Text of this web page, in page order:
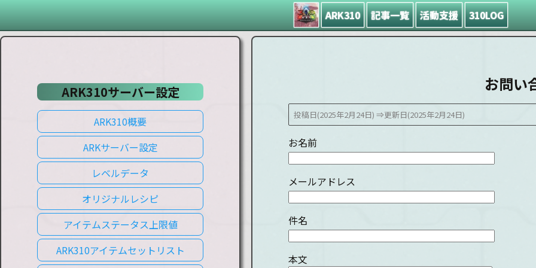
ARK310 記事一覧 活動支援 310LOG
ARK310サーバー設定
ARK310概要
ARKサーバー設定
レベルデータ
オリジナルレシピ
アイテムステータス上限値
ARK310アイテムセットリスト
お問い
投稿日(2025年2月24日) ⇒更新日(2025年2月24日)
お名前
メールアドレス
件名
本文